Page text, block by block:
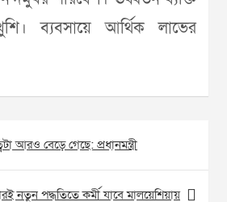
ব্যবসায়ে আর্থিক লাভের
আরও বেড়ে গেছে: প্রধানমন্ত্রী
নতুন পদ্ধতিতে কর্মী যাবে মালয়েশিয়ায়